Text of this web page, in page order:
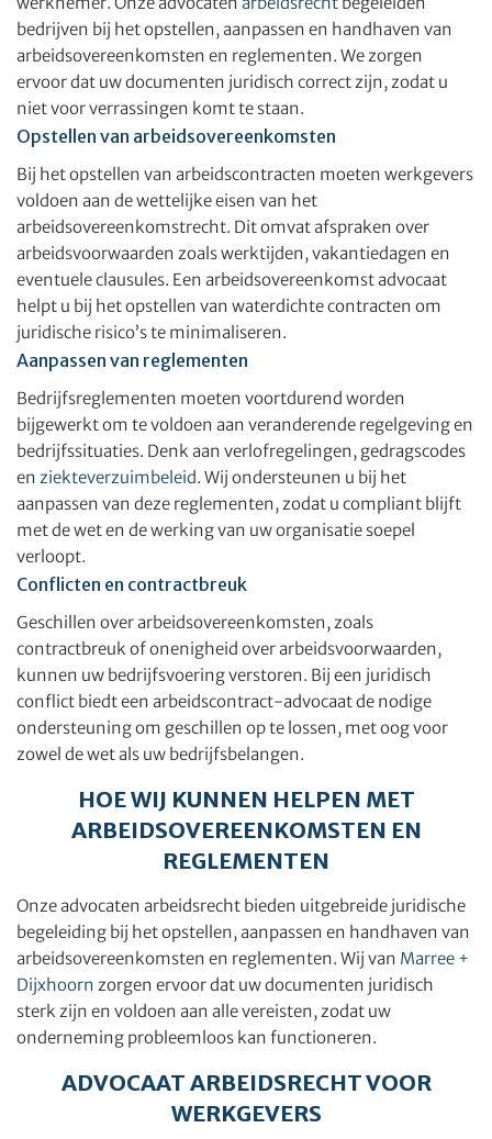
bedrijven bij het opstellen, aanpassen en handhaven van
arbeidsovereenkomsten en reglementen. We zorgen
ervoor dat uw documenten juridisch correct zijn, zodat u
niet voor verrassingen komt te staan.
Opstellen van arbeidsovereenkomsten
Bij het opstellen van arbeidscontracten moeten werkgevers
voldoen aan de wettelijke eisen van het
arbeidsovereenkomstrecht. Dit omvat afspraken over
arbeidsvoorwaarden zoals werktijden, vakantiedagen en
eventuele clausules. Een arbeidsovereenkomst advocaat
helpt u bij het opstellen van waterdichte contracten om
juridische risico’s te minimaliseren.
Aanpassen van reglementen
Bedrijfsreglementen moeten voortdurend worden
bijgewerkt om te voldoen aan veranderende regelgeving en
bedrijfssituaties. Denk aan verlofregelingen, gedragscodes
en ziekteverzuimbeleid. Wij ondersteunen u bij het
aanpassen van deze reglementen, zodat u compliant blijft
met de wet en de werking van uw organisatie soepel
verloopt.
Conflicten en contractbreuk
Geschillen over arbeidsovereenkomsten, zoals
contractbreuk of onenigheid over arbeidsvoorwaarden,
kunnen uw bedrijfsvoering verstoren. Bij een juridisch
conflict biedt een arbeidscontract-advocaat de nodige
ondersteuning om geschillen op te lossen, met oog voor
zowel de wet als uw bedrijfsbelangen.
HOE WIJ KUNNEN HELPEN MET
ARBEIDSOVEREENKOMSTEN EN
REGLEMENTEN
Onze advocaten arbeidsrecht bieden uitgebreide juridische
begeleiding bij het opstellen, aanpassen en handhaven van
arbeidsovereenkomsten en reglementen. Wij van Marree +
Dijxhoorn zorgen ervoor dat uw documenten juridisch
sterk zijn en voldoen aan alle vereisten, zodat uw
onderneming probleemloos kan functioneren.
ADVOCAAT ARBEIDSRECHT VOOR
WERKGEVERS